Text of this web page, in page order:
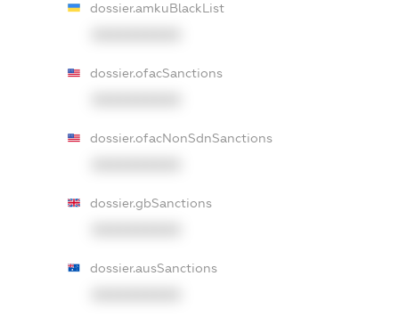
dossier.amkuBlackList
dossier.ofacSanctions
dossier.ofacNonSdnSanctions
dossier.gbSanctions
dossier.ausSanctions